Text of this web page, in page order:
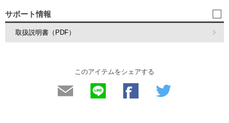
サポート情報
取扱説明書（PDF）
このアイテムをシェアする